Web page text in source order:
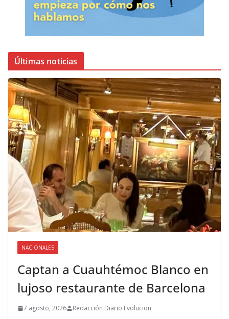
Últimas noticias
NACIONALES
Captan a Cuauhtémoc Blanco en
lujoso restaurante de Barcelona
7 agosto, 2026 Redacción Diario Evolucion